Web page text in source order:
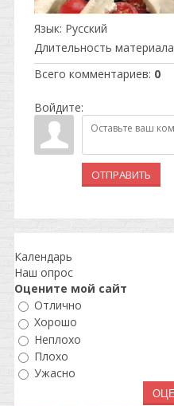
Язык: Русский
Длительность материала
Всего комментариев: 0
Войдите:
ОТПРАВИТЬ
Календарь
Наш опрос
Оцените мой сайт
Отлично
Хорошо
Неплохо
Плохо
Ужасно